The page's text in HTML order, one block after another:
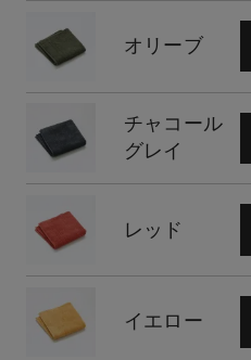
オリーブ
チャコール
グレイ
レッド
イエロー